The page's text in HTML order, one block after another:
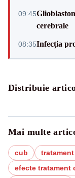
09:45
cerebrale
08:35Infecția
Distribuie
Mai multe
cub
efecte tratament